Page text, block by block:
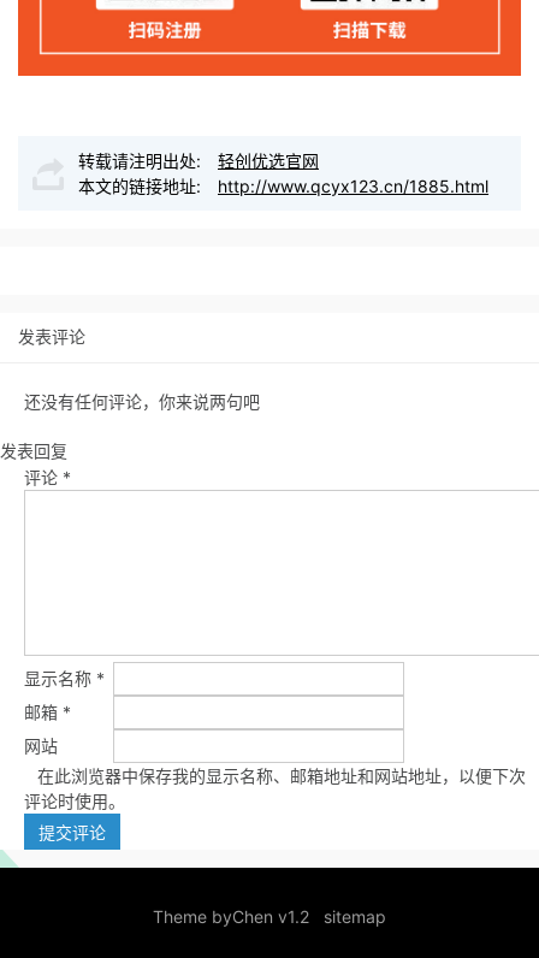
转载请注明出处:
轻创优选官网
本文的链接地址:
http://www.qcyx123.cn/1885.html
发表评论
还没有任何评论，你来说两句吧
发表回复
评论 *
显示名称 *
邮箱 *
网站
在此浏览器中保存我的显示名称、邮箱地址和网站地址，以便下次
评论时使用。
Theme byChen v1.2 sitemap